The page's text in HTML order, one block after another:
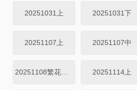
20251031上 20251031下
20251107上 20251107中
20251114上